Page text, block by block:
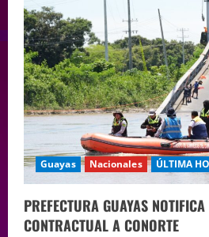
Guayas Nacionales ÚLTIMA
PREFECTURA GUAYAS
CONTRACTUAL A CONORTE